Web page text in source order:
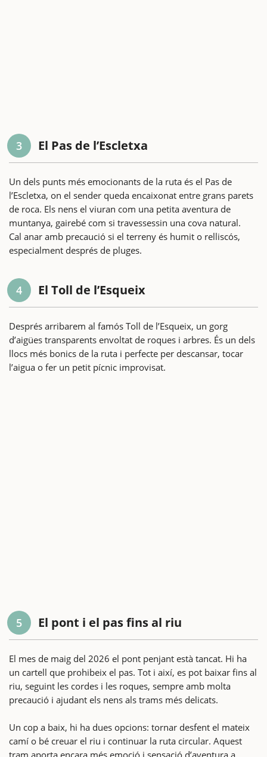
3 El Pas de l’Escletxa
Un dels punts més emocionants de la ruta és el Pas de
l’Escletxa, on el sender queda encaixonat entre grans parets
de roca. Els nens el viuran com una petita aventura de
muntanya, gairebé com si travessessin una cova natural.
Cal anar amb precaució si el terreny és humit o relliscós,
especialment després de pluges.
4 El Toll de l’Esqueix
Després arribarem al famós Toll de l’Esqueix, un gorg
d’aigües transparents envoltat de roques i arbres. És un dels
llocs més bonics de la ruta i perfecte per descansar, tocar
l’aigua o fer un petit pícnic improvisat.
5 El pont i el pas fins al riu
El mes de maig del 2026 el pont penjant està tancat. Hi ha
un cartell que prohibeix el pas. Tot i així, es pot baixar fins al
riu, seguint les cordes i les roques, sempre amb molta
precaució i ajudant els nens als trams més delicats.
Un cop a baix, hi ha dues opcions: tornar desfent el mateix
camí o bé creuar el riu i continuar la ruta circular. Aquest
tram aporta encara més emoció i sensació d’aventura a